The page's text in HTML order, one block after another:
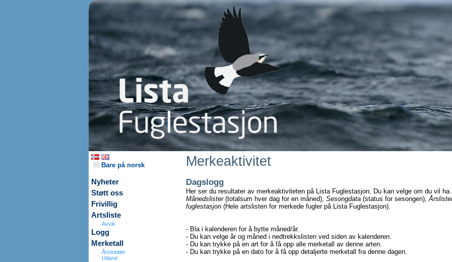
Bare på norsk
Nyheter
Støtt oss
Frivillig
Artsliste
Avvik
Logg
Merketall
Årstotaler
Utland
Merkeaktivitet
Dagslogg
Her ser du resultater av merkeaktiviteten på Lista Fuglestasjon. Du kan velge om du vil ha
Månedslister(totalsum hver dag for en måned), Sesongdata (status for sesongen),
fuglestasjon (Hele artslisten for merkede fugler på Lista Fuglestasjon).
- Bla i kalenderen for å bytte måned/år.
- Du kan velge år og måned i nedtrekkslisten ved siden av kalenderen.
- Du kan trykke på en art for å få opp alle merketall av denne arten.
- Du kan trykke på en dato for å få opp detaljerte merketall fra denne dagen.